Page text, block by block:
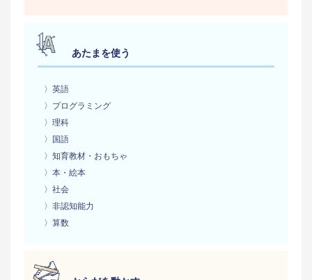
あたまを使う
〉英語
〉プログラミング
〉理科
〉国語
〉知育教材・おもちゃ
〉本・絵本
〉社会
〉非認知能力
〉算数